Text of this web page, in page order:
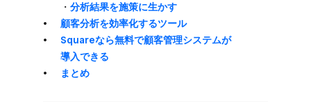
・ 分析結果を​施策に​生かす
顧客分析を​効率化する​ツール
Squareなら​無料で​顧客管理システムが​
導入できる
まとめ